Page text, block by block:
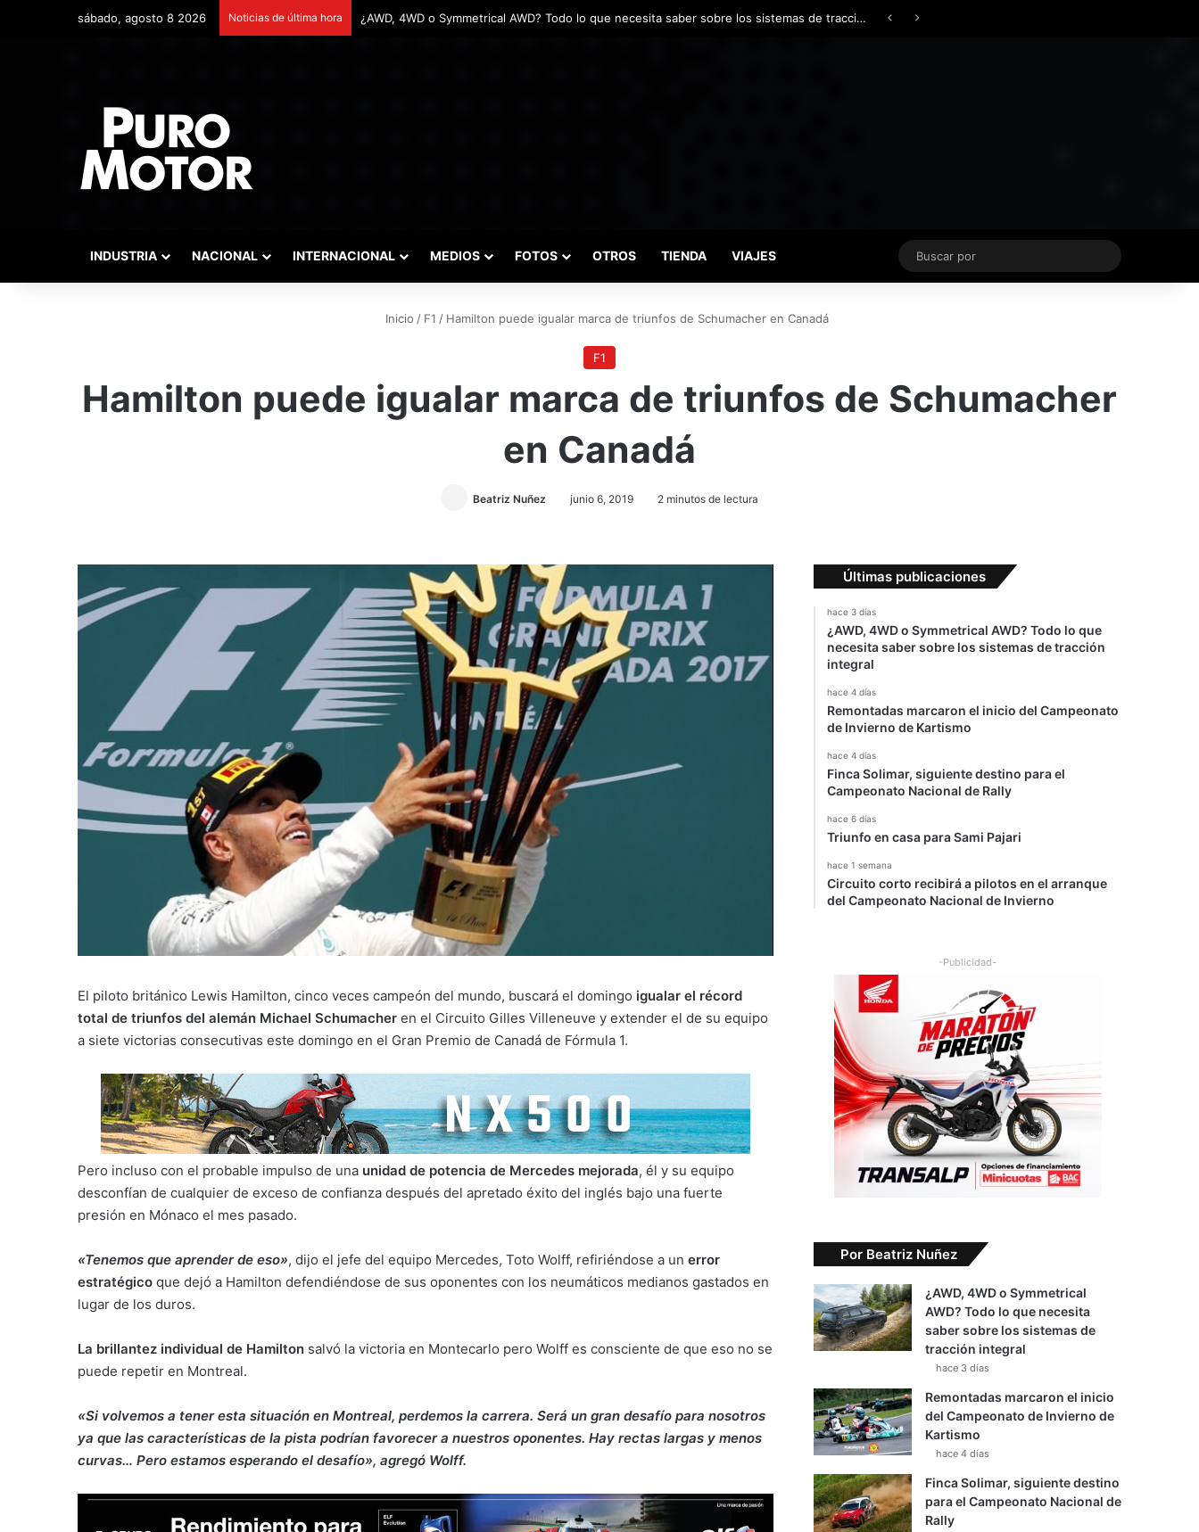
sábado, agosto 8 2026 Noticias de última hora Remontadas marcaron el inicio del Campeonato de Invierno de Kartismo
INDUSTRIA NACIONAL INTERNACIONAL MEDIOS FOTOS OTROS TIENDA VIAJES
Buscar
por
Inicio / F1 / Hamilton puede igualar marca de triunfos de Schumacher en Canadá
F1
Hamilton puede igualar marca de triunfos de Schumacher
en Canadá
Beatriz Nuñez junio 6, 2019 2 minutos de lectura
El piloto británico Lewis Hamilton, cinco veces campeón del mundo, buscará el domingo igualar el récord
total de triunfos del alemán Michael Schumacher en el Circuito Gilles Villeneuve y extender el de su equipo
a siete victorias consecutivas este domingo en el Gran Premio de Canadá de Fórmula 1.
Pero incluso con el probable impulso de una unidad de potencia de Mercedes mejorada, él y su equipo
desconfían de cualquier de exceso de confianza después del apretado éxito del inglés bajo una fuerte
presión en Mónaco el mes pasado.
«Tenemos que aprender de eso», dijo el jefe del equipo Mercedes, Toto Wolff, refiriéndose a un error
estratégico que dejó a Hamilton defendiéndose de sus oponentes con los neumáticos medianos gastados en
lugar de los duros.
La brillantez individual de Hamilton salvó la victoria en Montecarlo pero Wolff es consciente de que eso no se
puede repetir en Montreal.
«Si volvemos a tener esta situación en Montreal, perdemos la carrera. Será un gran desafío para nosotros
ya que las características de la pista podrían favorecer a nuestros oponentes. Hay rectas largas y menos
curvas… Pero estamos esperando el desafío», agregó Wolff.
Últimas publicaciones
hace 3 días
¿AWD, 4WD o Symmetrical AWD? Todo lo que
necesita saber sobre los sistemas de tracción
integral
hace 4 días
Remontadas marcaron el inicio del Campeonato
de Invierno de Kartismo
hace 4 días
Finca Solimar, siguiente destino para el
Campeonato Nacional de Rally
hace 6 días
Triunfo en casa para Sami Pajari
hace 1 semana
Circuito corto recibirá a pilotos en el arranque
del Campeonato Nacional de Invierno
-Publicidad-
Por Beatriz Nuñez
¿AWD, 4WD o Symmetrical
AWD? Todo lo que necesita
saber sobre los sistemas de
tracción integral
hace 3 días
Remontadas marcaron el inicio
del Campeonato de Invierno de
Kartismo
hace 4 días
Finca Solimar, siguiente destino
para el Campeonato Nacional de
Rally